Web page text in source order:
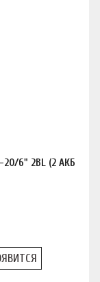
6" 2BL (2 АКБ